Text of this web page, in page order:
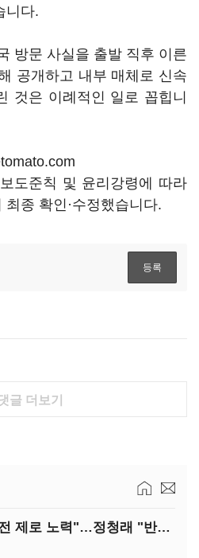
니다.
방문 사실을 출발 직후 이른
공개하고 내부 매체로 신속
것은 이례적인 일로 꼽힙니
도준칙 및 윤리강령에 따라
종 확인·수정했습니다.
글 더보기
김민석 "경선갈등 완전 제로 노력"…정청래 "반명 공세 사과부터"